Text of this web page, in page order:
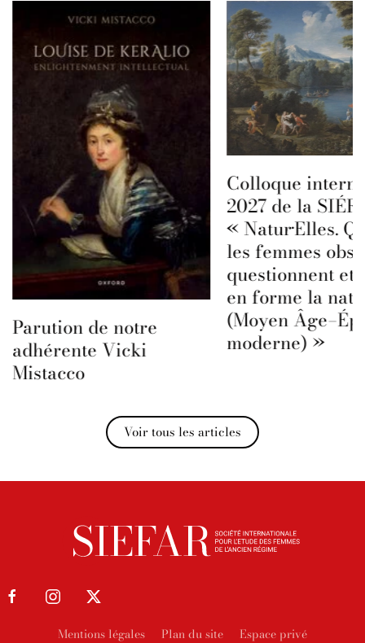
Parution de notre
adhérente Vicki
Mistacco
Colloque
2027 de la
« Natur·Elles.
les femmes
questionnent et
en forme la
(Moyen
moderne) »
Voir tous les articles
Mentions légales Plan du site Espace privé